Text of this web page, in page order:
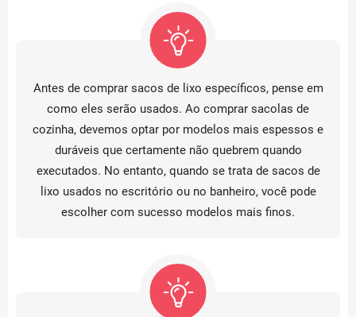
Antes de comprar sacos de lixo específicos, pense em
como eles serão usados. Ao comprar sacolas de
cozinha, devemos optar por modelos mais espessos e
duráveis que certamente não quebrem quando
executados. No entanto, quando se trata de sacos de
lixo usados no escritório ou no banheiro, você pode
escolher com sucesso modelos mais finos.